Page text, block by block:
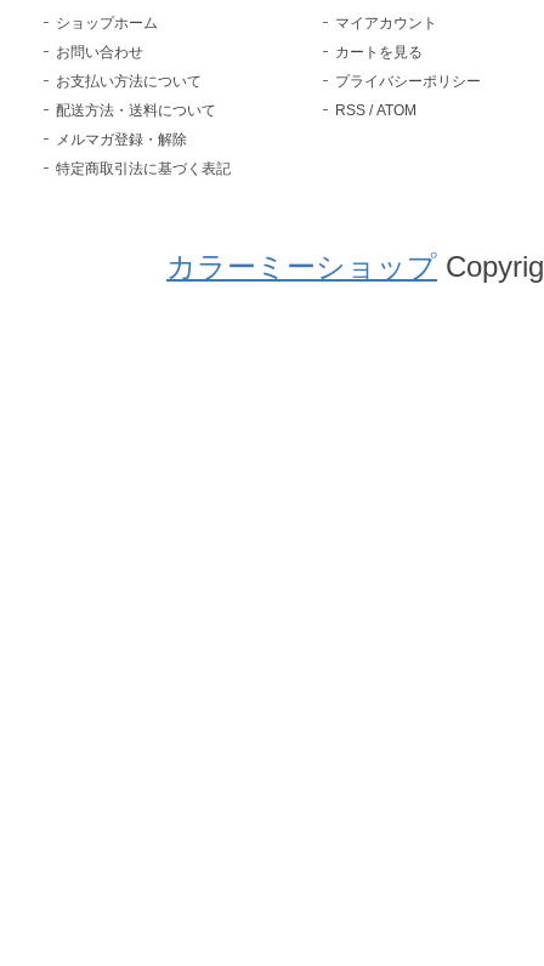
ショップホーム
お問い合わせ
お支払い方法について
配送方法・送料について
メルマガ登録・解除
特定商取引法に基づく表記
マイアカウント
カートを見る
プライバシーポリシー
RSS /ATOM
カラーミーショップ